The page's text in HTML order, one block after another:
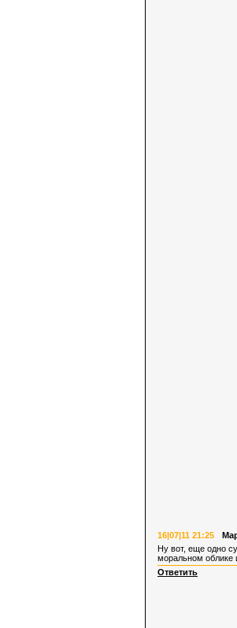
16|07|11 21:25
Ну вот, еще одно
моральном облике
Ответить